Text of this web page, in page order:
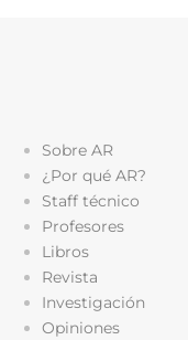
Sobre AR
¿Por qué AR?
Staff técnico
Profesores
Libros
Revista
Investigación
Opiniones